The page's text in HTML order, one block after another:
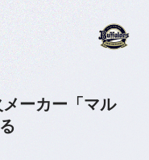
ーカー「マル